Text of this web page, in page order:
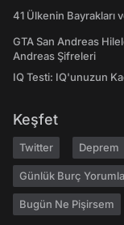
41 Ülkenin Bayrakları
GTA San Andreas
Andreas Şifreleri
IQ Testi: IQ'unuzun
Keşfet
Twitter Deprem
Günlük Burç
Bugün Ne Pişirsem